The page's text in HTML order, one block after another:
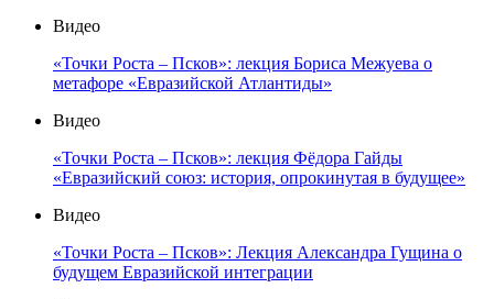
Видео
«Точки Роста – Псков»: лекция Бориса Межуева о
метафоре «Евразийской Атлантиды»
Видео
«Точки Роста – Псков»: лекция Фёдора Гайды
«Евразийский союз: история, опрокинутая в будущее»
Видео
«Точки Роста – Псков»: Лекция Александра Гущина о
будущем Евразийской интеграции